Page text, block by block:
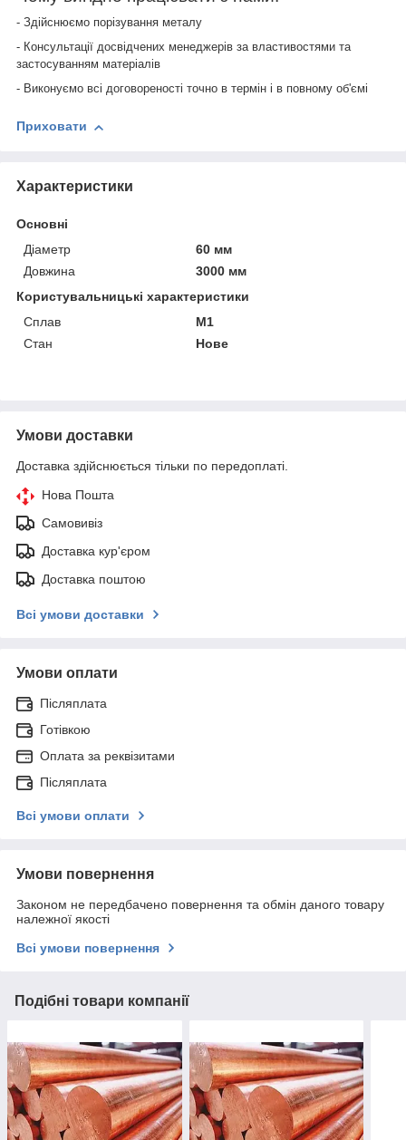
- Здійснюємо порізування металу
- Консультації досвідчених менеджерів за властивостями та
застосуванням матеріалів
- Виконуємо всі договореності точно в термін і в повному об'ємі
Приховати
Характеристики
Основні
Діаметр
60 мм
Довжина
3000 мм
Користувальницькі характеристики
Сплав
М1
Стан
Нове
Умови доставки
Доставка здійснюється тільки по передоплаті.
Нова Пошта
Самовивіз
Доставка кур'єром
Доставка поштою
Всі умови доставки
Умови оплати
Післяплата
Готівкою
Оплата за реквізитами
Післяплата
Всі умови оплати
Умови повернення
Законом не передбачено повернення та обмін даного товару
належної якості
Всі умови повернення
Подібні товари компанії